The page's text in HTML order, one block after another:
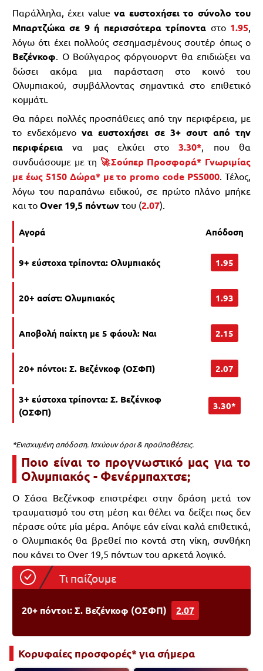
Παράλληλα, έχει valueνα ευστοχήσει το σύνολο του
Μπαρτζώκα σε 9 ή περισσότερα τρίποντα στο 1.95,
λόγω ότι έχει πολλούς σεσημασμένους σουτέρ όπως ο
Βεζένκοφ. Ο Βούλγαρος φόργουορντ θα επιδιώξει να
δώσει ακόμα μια παράσταση στο κοινό του
Ολυμπιακού, συμβάλλοντας σημαντικά στο επιθετικό
κομμάτι.
Θα πάρει πολλές προσπάθειες από την περιφέρεια, με
το ενδεχόμενονα ευστοχήσει σε 3+ σουτ από την
περιφέρεια να μας ελκύει στο3.30*, που θα
συνδυάσουμε με τη 🚀Σούπερ Προσφορά* Γνωριμίας
με έως 5150 Δώρα* με το promo code PS5000. Τέλος,
λόγω του παραπάνω ειδικού, σε πρώτο πλάνο μπήκε
και το Over 19,5 πόντων του (2.07).
Αγορά Απόδοση
9+ εύστοχα τρίποντα: Ολυμπιακός 1.95
20+ ασίστ: Ολυμπιακός 1.93
Αποβολή παίκτη με 5 φάουλ: Ναι 2.15
20+ πόντοι: Σ. Βεζένκοφ (ΟΣΦΠ) 2.07
3+ εύστοχα τρίποντα: Σ. Βεζένκοφ
(ΟΣΦΠ)
3.30*
*Ενισχυμένη απόδοση. Ισχύουν όροι & προϋποθέσεις.
Ποιο είναι το προγνωστικό μας για το
Ολυμπιακός - Φενέρμπαχτσε;
Ο Σάσα Βεζένκοφ επιστρέφει στην δράση μετά τον
τραυματισμό του στη μέση και θέλει να δείξει πως δεν
πέρασε ούτε μία μέρα. Απόψε εάν είναι καλά επιθετικά,
ο Ολυμπιακός θα βρεθεί πιο κοντά στη νίκη, συνθήκη
που κάνει το Over 19,5 πόντων του αρκετά λογικό.
Τι παίζουμε
20+ πόντοι: Σ. Βεζένκοφ (ΟΣΦΠ) 2.07
Κορυφαίες προσφορές* για σήμερα